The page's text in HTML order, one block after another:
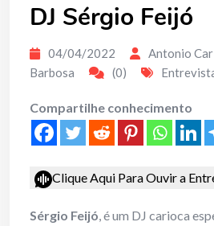
DJ Sérgio Feijó
04/04/2022
Antonio
Barbosa
(0)
Compartilhe conhecimento
Clique Aqui Para Ouvir a
Sérgio Feijó, é um DJ carioca